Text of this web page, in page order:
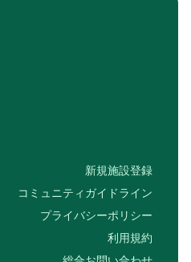
新規施設登録
コミュニティガイドライン
プライバシーポリシー
利用規約